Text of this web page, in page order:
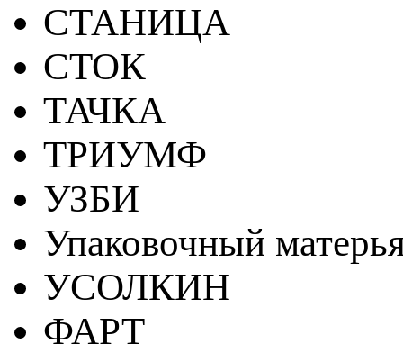
СТАНИЦА
СТОК
ТАЧКА
ТРИУМФ
УЗБИ
Упаковочный
УСОЛКИН
ФАРТ